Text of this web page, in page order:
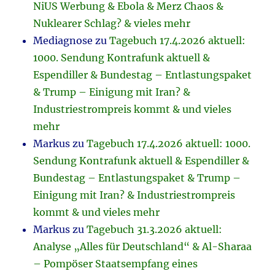
NiUS Werbung & Ebola & Merz Chaos &
Nuklearer Schlag? & vieles mehr
Mediagnose zuTagebuch 17.4.2026 aktuell:
1000. Sendung Kontrafunk aktuell &
Espendiller & Bundestag – Entlastungspaket
& Trump – Einigung mit Iran? &
Industriestrompreis kommt & und vieles
mehr
Markus zuTagebuch 17.4.2026 aktuell: 1000.
Sendung Kontrafunk aktuell & Espendiller &
Bundestag – Entlastungspaket & Trump –
Einigung mit Iran? & Industriestrompreis
kommt & und vieles mehr
Markus zuTagebuch 31.3.2026 aktuell:
Analyse „Alles für Deutschland“ & Al-Sharaa
– Pompöser Staatsempfang eines